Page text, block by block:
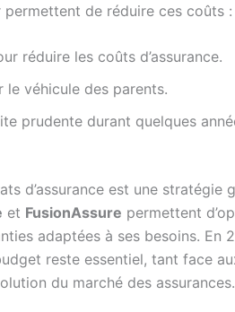
de réduire ces coûts :
réduire les coûts d’assurance.
le véhicule des parents.
prudente durant quelques
d’assurance est une stratégie
et FusionAssure permettent
adaptées à ses besoins. En
reste essentiel, tant face
du marché des assurances.